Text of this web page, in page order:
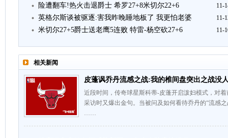
险遭翻车!热火击退爵士 希罗27+8米切尔22+6 11-
英格尔斯谈被驱逐:害我昨晚睡地板了 我更怕老婆 11-
米切尔27+5爵士送老鹰5连败 特雷-杨空砍27+6 11-
相关新闻
皮蓬讽乔丹流感之战:我的椎间盘突出之战没
近段时间，传奇球星斯科蒂-皮蓬开启泼妇模式，对
采访时又爆出金句。当被问及如何看待乔丹的“流感
……